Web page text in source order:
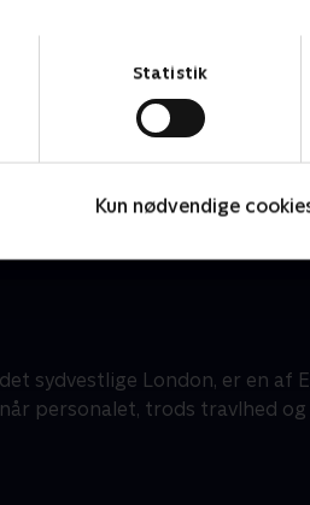
Statistik
Kun nødvendige
sydvestlige London, er en af
personalet, trods travlhed